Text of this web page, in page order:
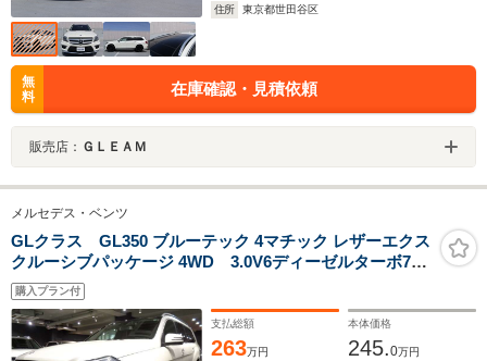
住所
東京都世田谷区
無
料
在庫確認・見積依頼
販売店： ＧＬＥＡＭ
メルセデス・ベンツ
GLクラス GL350 ブルーテック 4マチック レザーエクス
クルーシブパッケージ 4WD 3.0V6ディーゼルターボ7速
パドルS4WDレザーエクスクルーシブPKG3列7シーター
黒革インテリアガラスSRナビTV360度カメラ
harman/kardonパワーシートシートヒーターリアモニタ
ー電動RゲートHIDライトエアサス20インチAW
購入プラン付
支払総額
263万円
本体価格
245.0万円